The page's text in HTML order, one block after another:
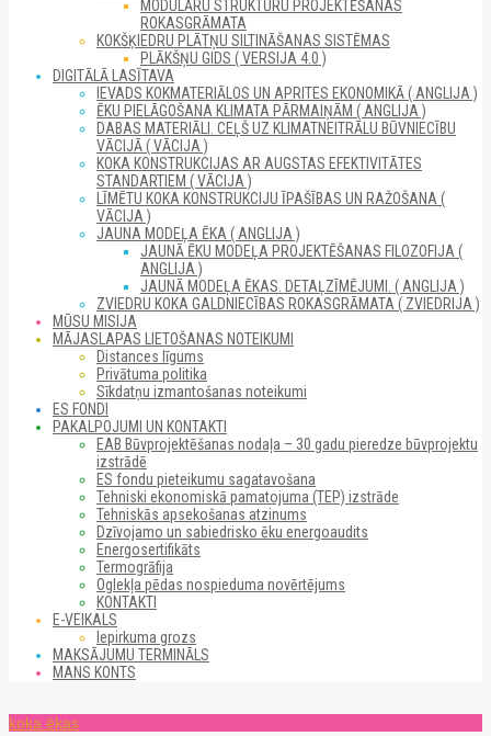
MODULĀRU STRUKTŪRU PROJEKTĒŠANAS
ROKASGRĀMATA
KOKŠĶIEDRU PLĀTŅU SILTINĀŠANAS SISTĒMAS
PLĀKŠŅU GIDS ( VERSIJA 4.0 )
DIGITĀLĀ LASĪTAVA
IEVADS KOKMATERIĀLOS UN APRITES EKONOMIKĀ ( ANGLIJA )
ĒKU PIELĀGOŠANA KLIMATA PĀRMAIŅĀM ( ANGLIJA )
DABAS MATERIĀLI. CEĻŠ UZ KLIMATNEITRĀLU BŪVNIECĪBU
VĀCIJĀ ( VĀCIJA )
KOKA KONSTRUKCIJAS AR AUGSTAS EFEKTIVITĀTES
STANDARTIEM ( VĀCIJA )
LĪMĒTU KOKA KONSTRUKCIJU ĪPAŠĪBAS UN RAŽOŠANA (
VĀCIJA )
JAUNA MODEĻA ĒKA ( ANGLIJA )
JAUNĀ ĒKU MODEĻA PROJEKTĒŠANAS FILOZOFIJA (
ANGLIJA )
JAUNĀ MODEĻA ĒKAS. DETAĻZĪMĒJUMI. ( ANGLIJA )
ZVIEDRU KOKA GALDNIECĪBAS ROKASGRĀMATA ( ZVIEDRIJA )
MŪSU MISIJA
MĀJASLAPAS LIETOŠANAS NOTEIKUMI
Distances līgums
Privātuma politika
Sīkdatņu izmantošanas noteikumi
ES FONDI
PAKALPOJUMI UN KONTAKTI
EAB Būvprojektēšanas nodaļa – 30 gadu pieredze būvprojektu
izstrādē
ES fondu pieteikumu sagatavošana
Tehniski ekonomiskā pamatojuma (TEP) izstrāde
Tehniskās apsekošanas atzinums
Dzīvojamo un sabiedrisko ēku energoaudits
Energosertifikāts
Termogrāfija
Oglekļa pēdas nospieduma novērtējums
KONTAKTI
E-VEIKALS
Iepirkuma grozs
MAKSĀJUMU TERMINĀLS
MANS KONTS
koka ēkas